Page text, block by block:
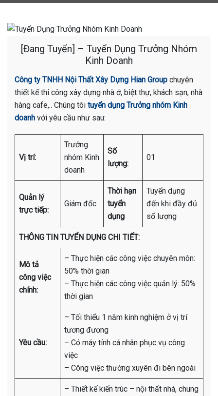
[Đang Tuyển] – Tuyển Dụng Trưởng Nhóm
Kinh Doanh
Công ty TNHH Nội Thất Xây Dựng Hian Group chuyên
thiết kế thi công xây dựng nhà ở, biệt thự, khách sạn, nhà
hàng cafe,.. Chúng tôi tuyển dụng Trưởng nhóm Kinh
doanh với yêu cầu như sau:
Vị trí:
Trưởng
nhóm Kinh
doanh
Số
lượng:
01
Quản lý
trực tiếp:
Giám đốc
Thời hạn
tuyển
dụng
Tuyển dụng
đến khi đầy đủ
số lượng
THÔNG TIN TUYỂN DỤNG CHI TIẾT:
Mô tả
công việc
chính:
– Thực hiện các công việc chuyên môn:
50% thời gian
– Thực hiện các công việc quản lý: 50%
thời gian
Yêu cầu:
– Tối thiểu 1 năm kinh nghiệm ở vị trí
tương đương
– Có máy tính cá nhân phục vụ công
việc
– Công việc thường xuyên đi bên ngoài
– Thiết kế kiến trúc – nội thất nhà, chung